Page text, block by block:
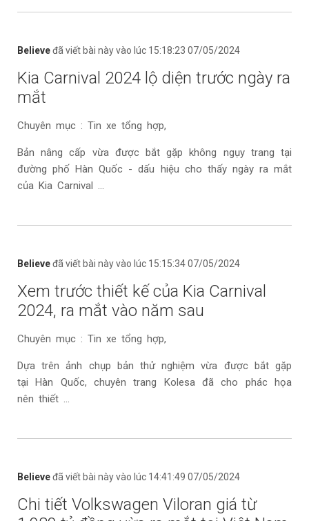
Believeđã viết bài này vào lúc 15:18:23 07/05/2024
Kia Carnival 2024 lộ diện trước ngày ra
mắt
Chuyên mục : Tin xe tổng hợp,
Bản nâng cấp vừa được bắt gặp không ngụy trang tại
đường phố Hàn Quốc - dấu hiệu cho thấy ngày ra mắt
của Kia Carnival ...
Believeđã viết bài này vào lúc 15:15:34 07/05/2024
Xem trước thiết kế của Kia Carnival
2024, ra mắt vào năm sau
Chuyên mục : Tin xe tổng hợp,
Dựa trên ảnh chụp bản thử nghiệm vừa được bắt gặp
tại Hàn Quốc, chuyên trang Kolesa đã cho phác họa
nên thiết ...
Believeđã viết bài này vào lúc 14:41:49 07/05/2024
Chi tiết Volkswagen Viloran giá từ